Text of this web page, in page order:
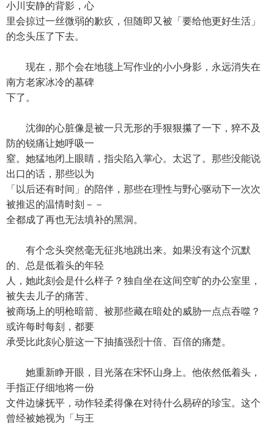
小川安静的背影，心
里会掠过一丝微弱的歉疚，但随即又被「要给他更好生活」
的念头压了下去。
现在，那个会在地毯上写作业的小小身影，永远消失在
南方老家冰冷的墓碑
下了。
沈御的心脏像是被一只无形的手狠狠攥了一下，猝不及
防的锐痛让她呼吸一
窒。她猛地闭上眼睛，指尖陷入掌心。太迟了。那些没能说
出口的话，那些以为
「以后还有时间」的陪伴，那些在理性与野心驱动下一次次
被推迟的温情时刻－－
全都成了再也无法填补的黑洞。
有个念头突然毫无征兆地跳出来。如果没有这个沉默
的、总是低着头的年轻
人，她此刻会是什么样子？独自坐在这间空旷的办公室里，
被失去儿子的痛苦、
被商场上的明枪暗箭、被那些藏在暗处的威胁一点点吞噬？
或许每时每刻，都要
承受比此刻心脏这一下抽搐强烈十倍、百倍的痛楚。
她重新睁开眼，目光落在宋怀山身上。他依然低着头，
手指正仔细地将一份
文件边缘抚平，动作轻柔得像在对待什么易碎的珍宝。这个
曾经被她视为「与王